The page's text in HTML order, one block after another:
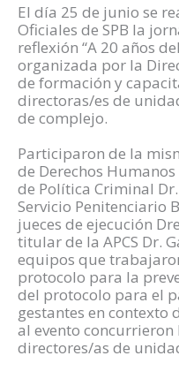
El día 25 de junio se
Oficiales de SPB la
reflexión “A 20 años
organizada por la
de formación y
directoras/es de
de complejo.
Participaron de la
de Derechos
de Política Criminal
Servicio Penitenciario
jueces de ejecución
titular de la APCS Dr.
equipos que
protocolo para la
del protocolo para el
gestantes en contexto
al evento
directores/as de